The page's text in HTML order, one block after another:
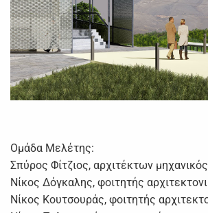
Ομάδα Μελέτης:
Σπύρος Φίτζιος, αρχιτέκτων
Νίκος Δόγκαλης, φοιτητής
Νίκος Κουτσουράς, φοιτητής